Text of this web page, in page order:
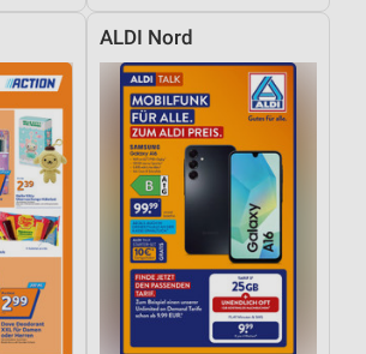
ALDI Nord
von Inhalten
durch Statistiken oder
Daten aus verschiedenen
der Angebote
Daten zur Auswahl von
Standortdaten